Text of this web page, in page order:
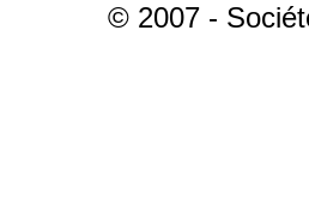
© 2007 -